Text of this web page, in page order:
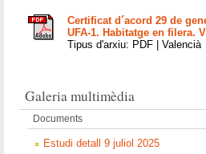
Certificat d´acord 29 de
UFA-1. Habitatge en filera.
Tipus d'arxiu: PDF | Valencià
Galeria multimèdia
Documents
Estudi detall 9 juliol 2025